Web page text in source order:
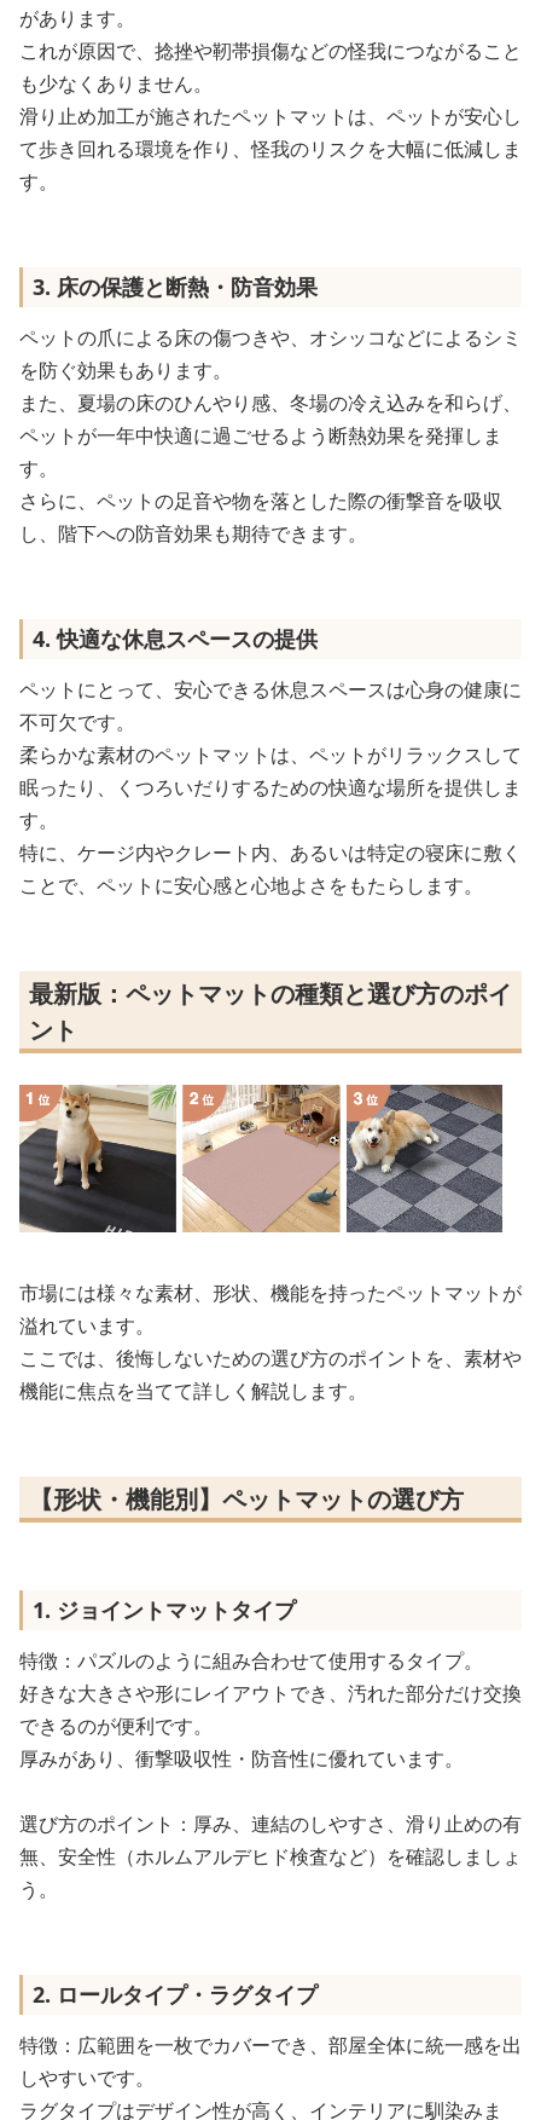
があります。
これが原因で、捻挫や靭帯損傷などの怪我につながること
も少なくありません。
滑り止め加工が施されたペットマットは、ペットが安心し
て歩き回れる環境を作り、怪我のリスクを大幅に低減しま
す。
3. 床の保護と断熱・防音効果
ペットの爪による床の傷つきや、オシッコなどによるシミ
を防ぐ効果もあります。
また、夏場の床のひんやり感、冬場の冷え込みを和らげ、
ペットが一年中快適に過ごせるよう断熱効果を発揮しま
す。
さらに、ペットの足音や物を落とした際の衝撃音を吸収
し、階下への防音効果も期待できます。
4. 快適な休息スペースの提供
ペットにとって、安心できる休息スペースは心身の健康に
不可欠です。
柔らかな素材のペットマットは、ペットがリラックスして
眠ったり、くつろいだりするための快適な場所を提供しま
す。
特に、ケージ内やクレート内、あるいは特定の寝床に敷く
ことで、ペットに安心感と心地よさをもたらします。
最新版：ペットマットの種類と選び方のポイ
ント
市場には様々な素材、形状、機能を持ったペットマットが
溢れています。
ここでは、後悔しないための選び方のポイントを、素材や
機能に焦点を当てて詳しく解説します。
【形状・機能別】ペットマットの選び方
1. ジョイントマットタイプ
特徴：パズルのように組み合わせて使用するタイプ。
好きな大きさや形にレイアウトでき、汚れた部分だけ交換
できるのが便利です。
厚みがあり、衝撃吸収性・防音性に優れています。
選び方のポイント：厚み、連結のしやすさ、滑り止めの有
無、安全性（ホルムアルデヒド検査など）を確認しましょ
う。
2. ロールタイプ・ラグタイプ
特徴：広範囲を一枚でカバーでき、部屋全体に統一感を出
しやすいです。
ラグタイプはデザイン性が高く、インテリアに馴染みま